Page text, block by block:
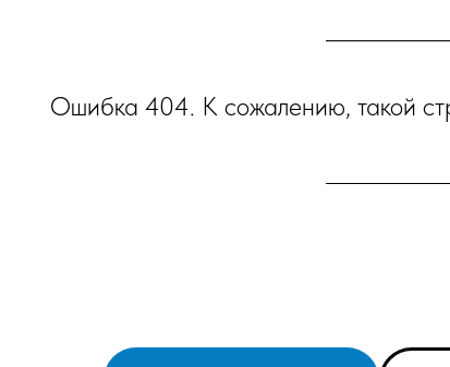
Ошибка 404. К сожалению, такой